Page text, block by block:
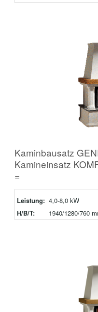
Kaminbausatz
Kamineinsatz
=
Leistung: 4,0-8,0 kW
H/B/T:
1940/1280/760